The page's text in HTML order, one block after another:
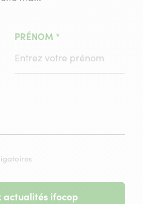
PRÉNOM *
actualités ifocop